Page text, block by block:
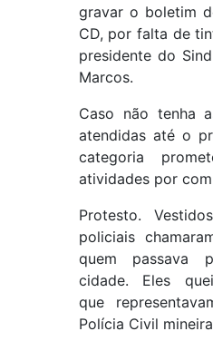
gravar o boletim
CD, por falta de
presidente do
Marcos.
Caso não tenha
atendidas até o
categoria
atividades por
Protesto.
policiais
quem passava
cidade. Eles
que
Polícia Civil